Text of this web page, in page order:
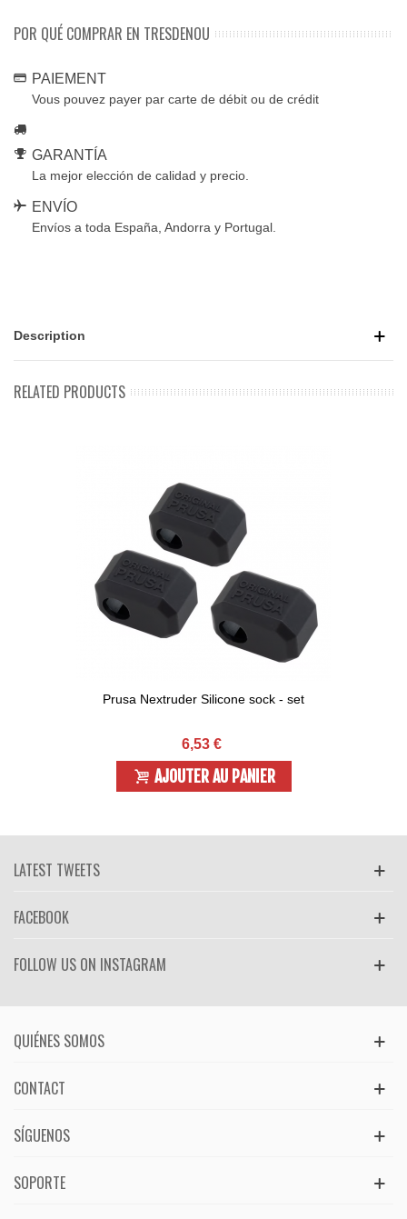
POR QUÉ COMPRAR EN TRESDENOU
PAIEMENT
Vous pouvez payer par carte de débit ou de crédit
GARANTÍA
La mejor elección de calidad y precio.
ENVÍO
Envíos a toda España, Andorra y Portugal.
Description
RELATED PRODUCTS
Prusa Nextruder Silicone sock - set
6,53 €
AJOUTER AU PANIER
LATEST TWEETS
FACEBOOK
FOLLOW US ON INSTAGRAM
QUIÉNES SOMOS
CONTACT
SÍGUENOS
SOPORTE